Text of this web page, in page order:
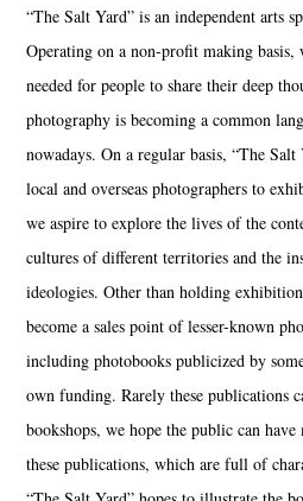
“The Salt Yard” is an independent arts
Operating on a non-profit making basis,
needed for people to share their deep
photography is becoming a common
nowadays. On a regular basis, “The
local and overseas photographers to
we aspire to explore the lives of the
cultures of different territories and the
ideologies. Other than holding
become a sales point of lesser-known
including photobooks publicized by
own funding. Rarely these publications
bookshops, we hope the public can have
these publications, which are full of